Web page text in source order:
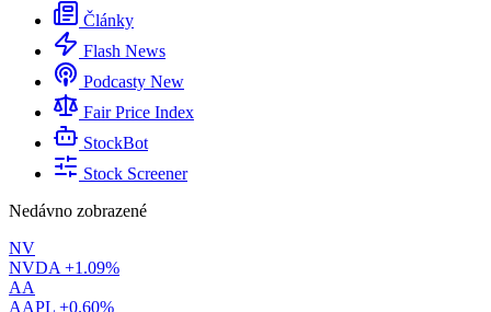
Články
Flash News
Podcasty New
Fair Price Index
StockBot
Stock Screener
Nedávno zobrazené
NV
NVDA +1.09%
AA
AAPL +0.60%